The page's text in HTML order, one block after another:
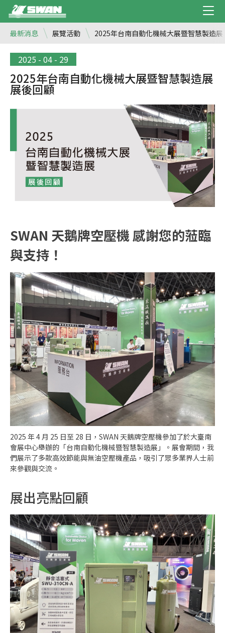
最新消息 展覽活動 2025年台南自動化機械大展暨智慧製造展
2025年台南自動化機械大展暨智慧製造展
展後回顧
2025 - 04 - 29
SWAN 天鵝牌空壓機 感謝您的蒞臨
與支持！
2025 年 4 月 25 日至 28 日，SWAN 天鵝牌空壓機參加了於大臺南
會展中心舉辦的「台南自動化機械暨智慧製造展」。​展會期間，我
們展示了多款高效節能與無油空壓機產品，吸引了眾多業界人士前
來參觀與交流。
展出亮點回顧